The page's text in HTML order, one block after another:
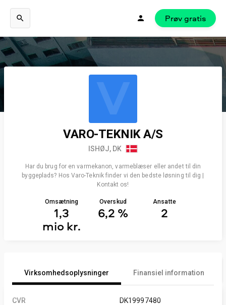
Prøv gratis
V
VARO-TEKNIK A/S
ISHØJ, DK
Har du brug for en varmekanon, varmeblæser eller andet til din
byggeplads? Hos Varo-Teknik finder vi den bedste løsning til dig |
Kontakt os!
Omsætning
1,3
mio kr.
Overskud
6,2 %
Ansatte
2
Virksomhedsoplysninger Finansiel information
CVR
DK19997480